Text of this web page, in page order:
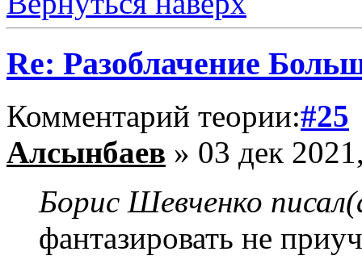
Re: Разоблачение
Комментарий теории:#25
Алсынбаев » 03 дек
Борис Шевченко
фантазировать не